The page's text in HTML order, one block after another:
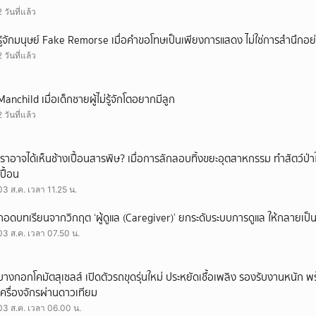
วันที่แล้ว
จักมนุษย์ Fake Remorse เมื่อคำขอโทษเป็นเพียงการแสดง ไม่ใช่การสำนึกอ
วันที่แล้ว
เมื่อเด็กชายผู้ไม่รู้จักโตอยากมีลูก
วันที่แล้ว
ราอาจได้เห็นช้างเปื้อนสารพิษ? เมื่อการลักลอบทิ้งขยะอุตสาหกรรม ทำสัตว์ป่
อน
ส.ค. เวลา 11.25 น.
อดบทเรียนจากวิกฤต ‘ผู้ดูแล (Caregiver)’ ยกระดับระบบการดูแล ให้กลายเป็น
ส.ค. เวลา 07.50 น.
างกอกโคมัตสุเซลส์ เปิดตัวรถขุดรุ่นใหม่ ประหยัดเชื้อเพลิง รองรับงานหนัก
ครื่องจักรผ่านดาวเทียม
ส.ค. เวลา 06.00 น.